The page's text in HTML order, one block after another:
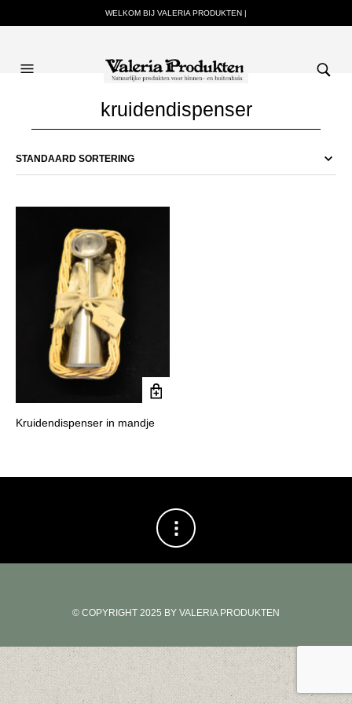
WELKOM BIJ VALERIA PRODUKTEN |
kruidendispenser
Kruidendispenser in mandje
© COPYRIGHT 2025 BY VALERIA PRODUKTEN